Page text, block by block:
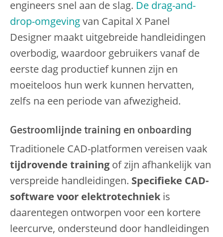
engineers snel aan de slag. De drag-and-
drop-omgevingvan Capital X Panel
Designer maakt uitgebreide handleidingen
overbodig, waardoor gebruikers vanaf de
eerste dag productief kunnen zijn en
moeiteloos hun werk kunnen hervatten,
zelfs na een periode van afwezigheid.
Gestroomlijnde training en onboarding
Traditionele CAD-platformen vereisen vaak
tijdrovende training of zijn afhankelijk van
verspreide handleidingen. Specifieke CAD-
software voor elektrotechniek is
daarentegen ontworpen voor een kortere
leercurve, ondersteund door handleidingen